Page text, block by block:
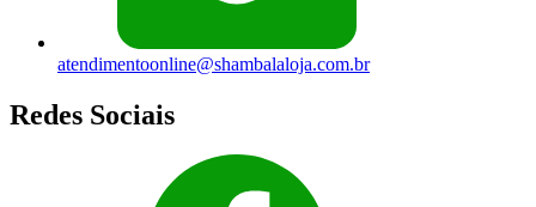
atendimentoonline@shambalaloja.com.br
Redes Sociais